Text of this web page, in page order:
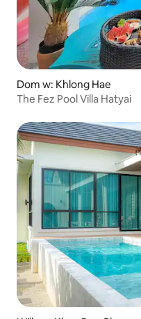
Dom w: Khlong Hae
The Fez Pool Villa Hatyai